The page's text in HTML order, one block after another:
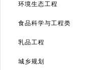
环境生态工程
食品科学与工程类
乳品工程
城乡规划